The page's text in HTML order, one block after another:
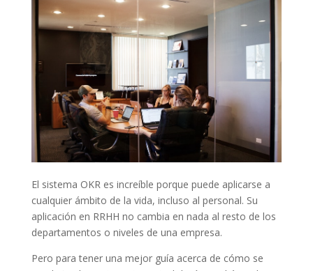
El sistema OKR es increíble porque puede aplicarse a
cualquier ámbito de la vida, incluso al personal. Su
aplicación en RRHH no cambia en nada al resto de los
departamentos o niveles de una empresa.
Pero para tener una mejor guía acerca de cómo se